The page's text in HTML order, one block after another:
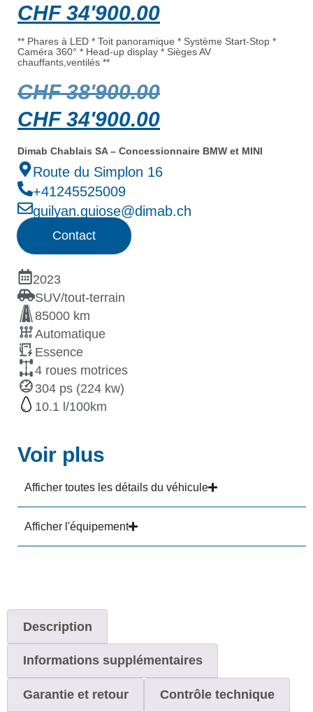
CHF34'900.00
** Phares à LED * Toit panoramique * Système Start-Stop *
Caméra 360° * Head-up display * Sièges AV
chauffants,ventilés **
CHF38'900.00
CHF34'900.00
Dimab Chablais SA – Concessionnaire BMW et MINI
Route du Simplon 16
+41245525009
guilyan.guiose@dimab.ch
Contact
2023
SUV/tout-terrain
85000 km
Automatique
Essence
4 roues motrices
304 ps (224 kw)
10.1
Voir plus
Afficher toutes les détails du véhicule
Afficher l'équipement
Description
Informations supplémentaires
Garantie et retour Contrôle technique